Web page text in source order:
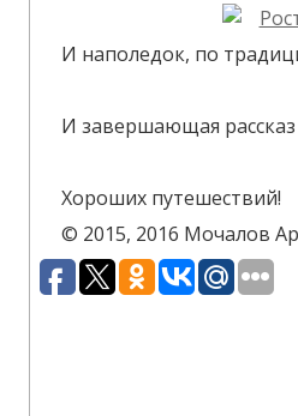
И наполедок, по
И завершающая
Хороших путешествий!
© 2015, 2016 Мочалов